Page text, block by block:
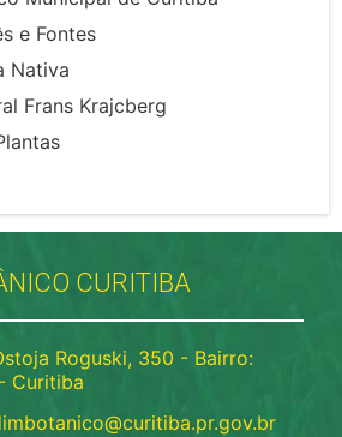
e Fontes
Nativa
Frans Krajcberg
CURITIBA
Roguski, 350 - Bairro:
Curitiba